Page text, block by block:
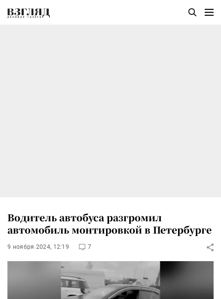
Водитель автобуса разгромил
автомобиль монтировкой в Петербурге
9 ноября 2024, 12:19 7